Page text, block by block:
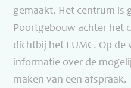
gemaakt. Het centrum is
Poortgebouw achter het
dichtbij het LUMC. Op de
informatie over de
maken van een afspraak.